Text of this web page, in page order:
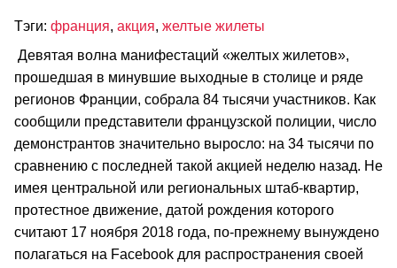
Тэги: франция, акция, желтые жилеты
Девятая волна манифестаций «желтых жилетов»,
прошедшая в минувшие выходные в столице и ряде
регионов Франции, собрала 84 тысячи участников. Как
сообщили представители французской полиции, число
демонстрантов значительно выросло: на 34 тысячи по
сравнению с последней такой акцией неделю назад. Не
имея центральной или региональных штаб-квартир,
протестное движение, датой рождения которого
считают 17 ноября 2018 года, по-прежнему вынуждено
полагаться на Facebook для распространения своей